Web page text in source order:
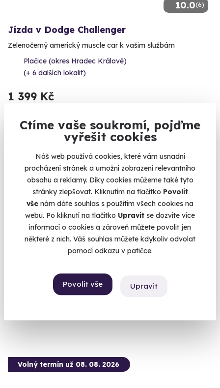
Ctíme vaše soukromí, pojďme
vyřešit cookies
Náš web používá cookies, které vám usnadní
procházení stránek a umožní zobrazení relevantního
obsahu a reklamy. Díky cookies můžeme také tyto
stránky zlepšovat. Kliknutím na tlačítko Povolit
vše nám dáte souhlas s použitím všech cookies na
webu. Po kliknutí na tlačítko Upravit se dozvíte více
informací o cookies a zároveň můžete povolit jen
některé z nich. Váš souhlas můžete kdykoliv odvolat
pomocí odkazu v patičce.
Povolit vše Upravit
10.0(6)
Jízda v Dodge Challenger
Zelenočerný americký muscle car k vašim službám
Plačice (okres Hradec Králové)
(+ 6 dalších lokalit)
1 399 Kč
9.8
Jízda v Chevrolet Camaro (Bumblebee)
Plačice (okres Hradec Králové)
(+ 6 dalších lokalit)
Volný termín už 08. 08. 2026